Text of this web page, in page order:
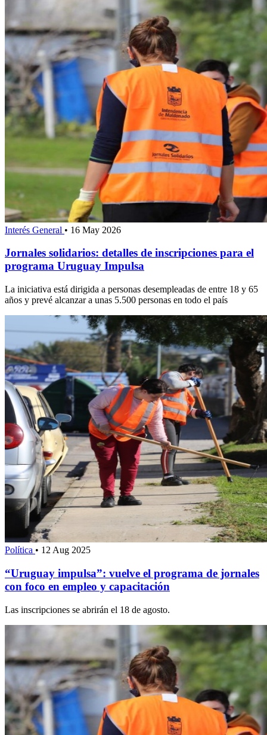
Interés General • 16 May 2026
Jornales solidarios: detalles de inscripciones para el
programa Uruguay Impulsa
La iniciativa está dirigida a personas desempleadas de entre 18 y 65
años y prevé alcanzar a unas 5.500 personas en todo el país
Política • 12 Aug 2025
“Uruguay impulsa”: vuelve el programa de jornales
con foco en empleo y capacitación
Las inscripciones se abrirán el 18 de agosto.